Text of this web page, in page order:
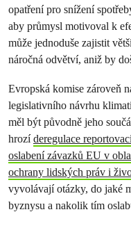
opatření pro snížení
aby průmysl motivoval k
může jednoduše zajistit
náročná odvětví, aniž by
Evropská komise zároveň
legislativního návrhu
měl být původně jeho
hrozíderegulace
oslabení závazků EU v
ochrany lidských práv i
vyvolávají otázky, do jaké
byznysu a nakolik tím